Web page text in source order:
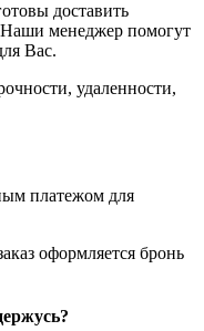
доставить
Наши менеджер помогут
Вас.
удаленности,
платежом для
оформляется бронь